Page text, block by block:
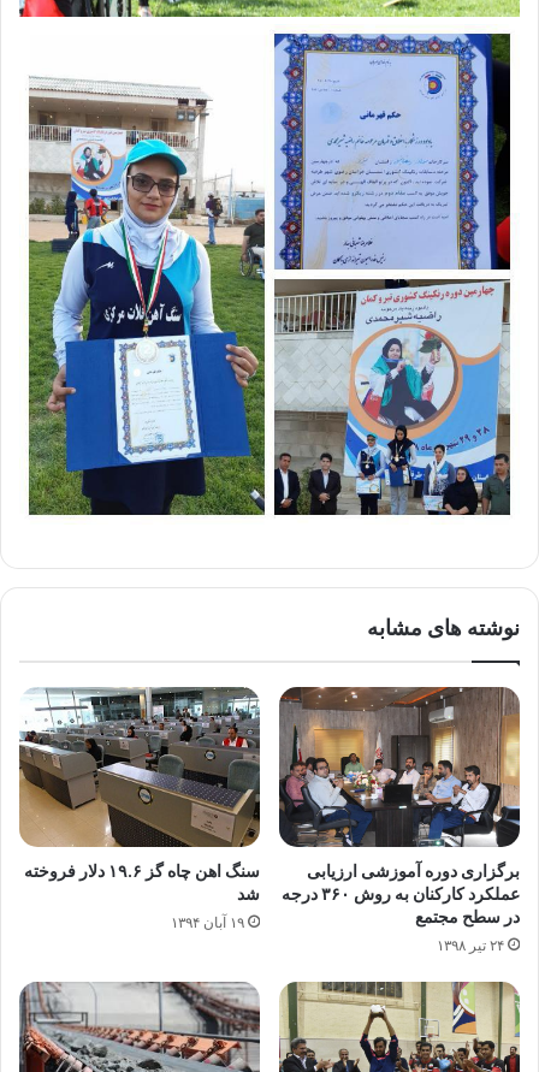
نوشته های مشابه
برگزاری دوره آموزشی ارزیابی
عملکرد کارکنان به روش ۳۶۰ درجه
در سطح مجتمع
۲۴ تیر ۱۳۹۸
سنگ اهن چاه گز ۱۹.۶ دلار فروخته
شد
۱۹ آبان ۱۳۹۴